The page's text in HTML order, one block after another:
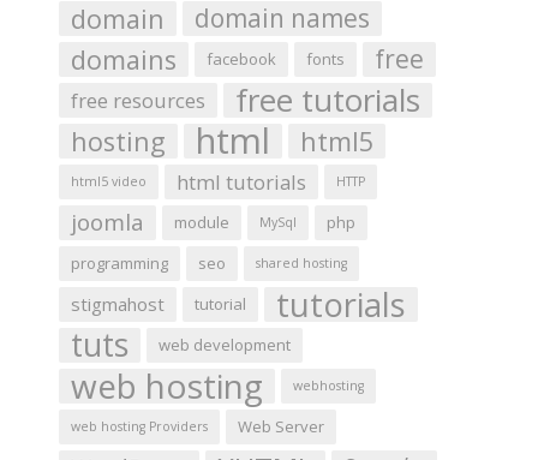
domain domain names
domains facebook fonts free
free resources free tutorials
hosting html html5
html5 video html tutorials HTTP
joomla module MySql
php
programming
seo shared hosting
stigmahost tutorial tutorials
tuts web development
web hosting webhosting
web hosting Providers Web Server